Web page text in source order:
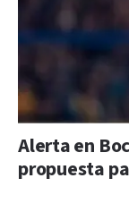
Alerta en
propuesta